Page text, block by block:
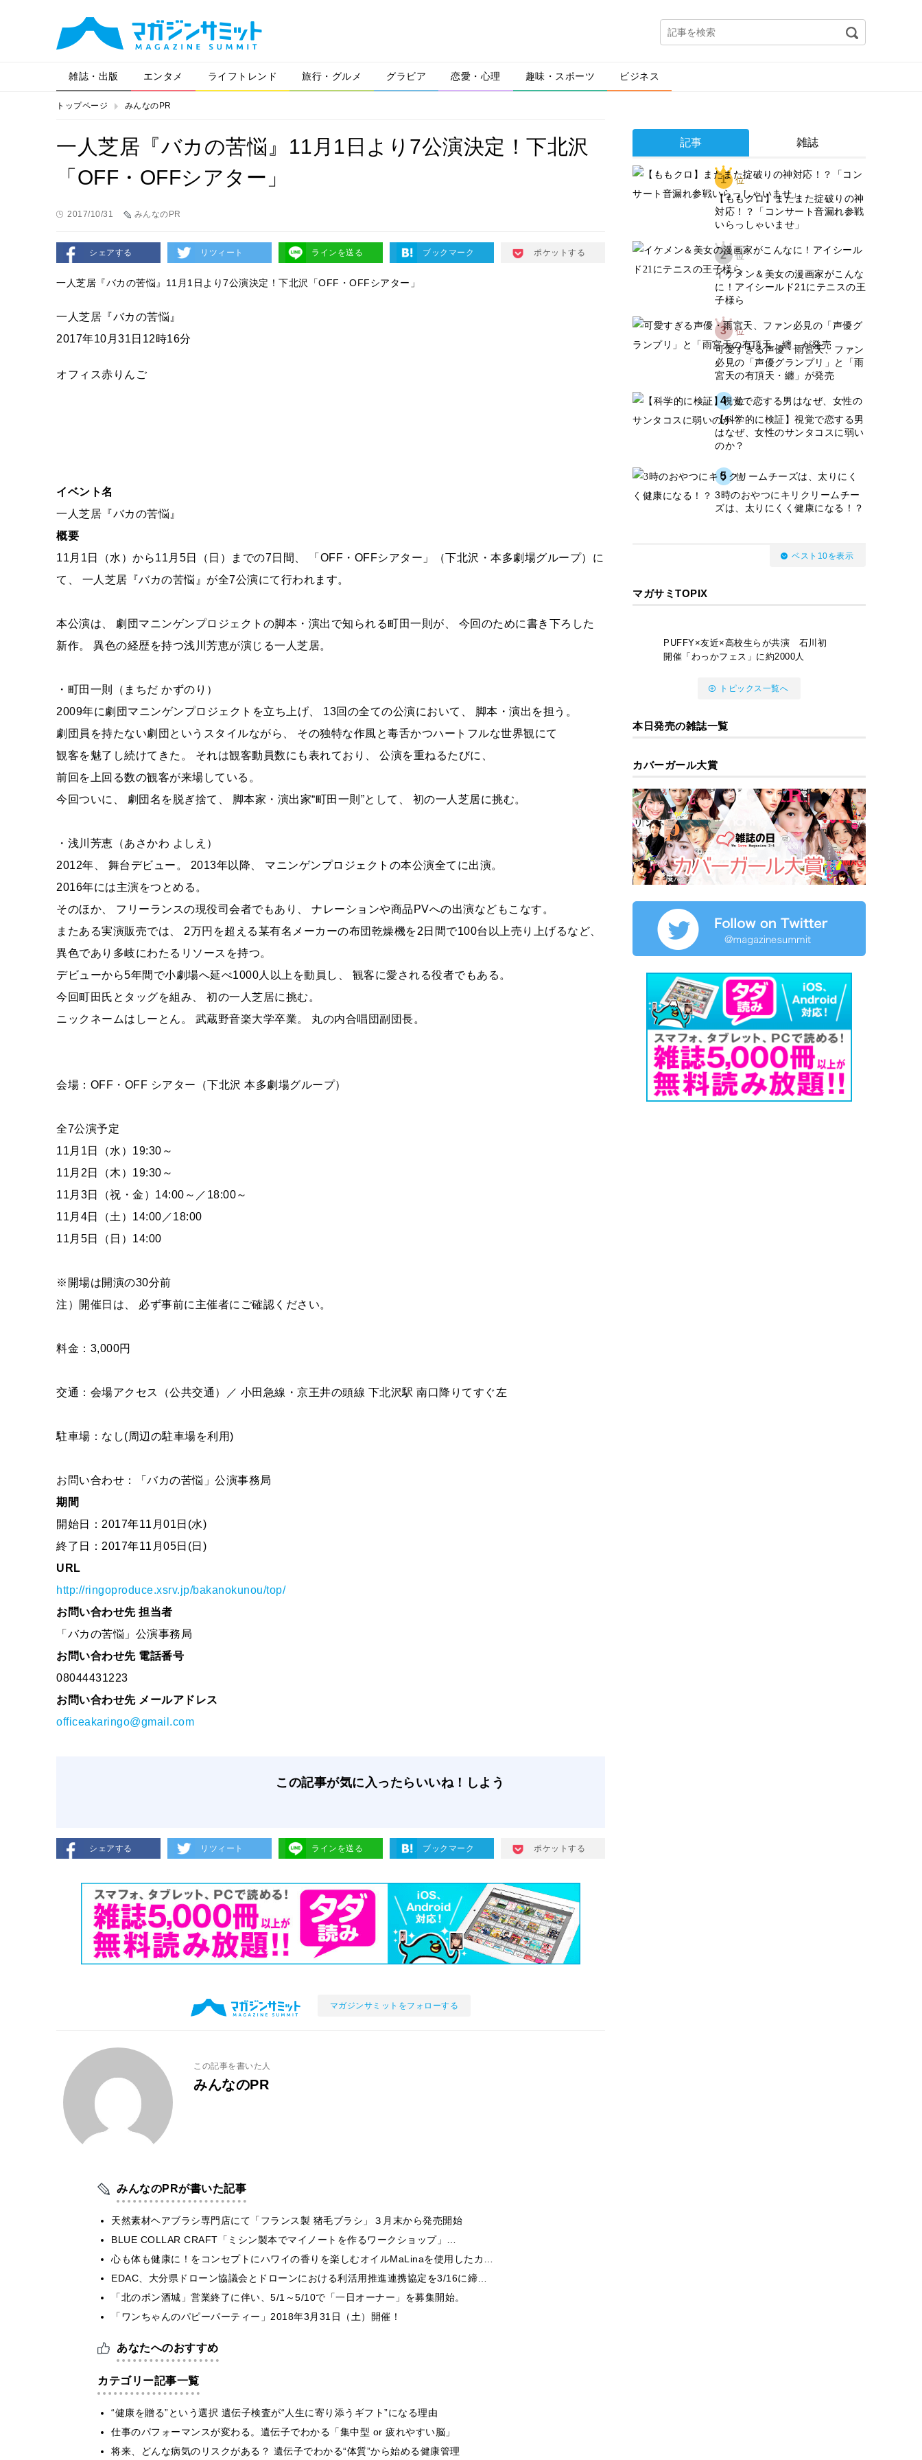
雑誌・出版 エンタメ ライフトレンド 旅行・グルメ グラビア 恋愛・心理 趣味・スポーツ ビジネス
トップページ みんなのPR
一人芝居『バカの苦悩』11月1日より7公演決定！下北沢
「OFF・OFFシアター」
2017/10/31 みんなのPR
シェアする リツィート ラインを送る ブックマーク ポケットする
一人芝居『バカの苦悩』11月1日より7公演決定！下北沢「OFF・OFFシアター」
一人芝居『バカの苦悩』
2017年10月31日12時16分
オフィス赤りんご
イベント名
一人芝居『バカの苦悩』
概要
11月1日（水）から11月5日（日）までの7日間、 「OFF・OFFシアター」（下北沢・本多劇場グループ）に
て、 一人芝居『バカの苦悩』が全7公演にて行われます。
本公演は、 劇団マニンゲンプロジェクトの脚本・演出で知られる町田一則が、 今回のために書き下ろした
新作。 異色の経歴を持つ浅川芳恵が演じる一人芝居。
・町田一則（まちだ かずのり）
2009年に劇団マニンゲンプロジェクトを立ち上げ、 13回の全ての公演において、 脚本・演出を担う。
劇団員を持たない劇団というスタイルながら、 その独特な作風と毒舌かつハートフルな世界観にて
観客を魅了し続けてきた。 それは観客動員数にも表れており、 公演を重ねるたびに、
前回を上回る数の観客が来場している。
今回ついに、 劇団名を脱ぎ捨て、 脚本家・演出家“町田一則”として、 初の一人芝居に挑む。
・浅川芳恵（あさかわ よしえ）
2012年、 舞台デビュー。 2013年以降、 マニンゲンプロジェクトの本公演全てに出演。
2016年には主演をつとめる。
そのほか、 フリーランスの現役司会者でもあり、 ナレーションや商品PVへの出演などもこなす。
またある実演販売では、 2万円を超える某有名メーカーの布団乾燥機を2日間で100台以上売り上げるなど、
異色であり多岐にわたるリソースを持つ。
デビューから5年間で小劇場へ延べ1000人以上を動員し、 観客に愛される役者でもある。
今回町田氏とタッグを組み、 初の一人芝居に挑む。
ニックネームはしーとん。 武蔵野音楽大学卒業。 丸の内合唱団副団長。
会場：OFF・OFF シアター（下北沢 本多劇場グループ）
全7公演予定
11月1日（水）19:30～
11月2日（木）19:30～
11月3日（祝・金）14:00～／18:00～
11月4日（土）14:00／18:00
11月5日（日）14:00
※開場は開演の30分前
注）開催日は、 必ず事前に主催者にご確認ください。
料金：3,000円
交通：会場アクセス（公共交通）／ 小田急線・京王井の頭線 下北沢駅 南口降りてすぐ左
駐車場：なし(周辺の駐車場を利用)
お問い合わせ：「バカの苦悩」公演事務局
期間
開始日：2017年11月01日(水)
終了日：2017年11月05日(日)
URL
http://ringoproduce.xsrv.jp/bakanokunou/top/
お問い合わせ先 担当者
「バカの苦悩」公演事務局
お問い合わせ先 電話番号
08044431223
お問い合わせ先 メールアドレス
officeakaringo@gmail.com
この記事が気に入ったらいいね！しよう
シェアする リツィート ラインを送る ブックマーク ポケットする
マガジンサミットをフォローする
この記事を書いた人
みんなのPR
みんなのPRが書いた記事
天然素材ヘアブラシ専門店にて「フランス製 猪毛ブラシ」３月末から発売開始
BLUE COLLAR CRAFT「ミシン製本でマイノートを作るワークショップ」…
心も体も健康に！をコンセプトにハワイの香りを楽しむオイルMaLinaを使用したカ…
EDAC、大分県ドローン協議会とドローンにおける利活用推進連携協定を3/16に締…
「北のポン酒城」営業終了に伴い、5/1～5/10で「一日オーナー」を募集開始。
「ワンちゃんのパピーパーティー」2018年3月31日（土）開催！
あなたへのおすすめ
カテゴリー記事一覧
“健康を贈る”という選択 遺伝子検査が“人生に寄り添うギフト”になる理由
仕事のパフォーマンスが変わる。遺伝子でわかる「集中型 or 疲れやすい脳」
将来、どんな病気のリスクがある？ 遺伝子でわかる“体質”から始める健康管理
記事 雑誌
1 位
【ももクロ】またまた掟破りの神
対応！？「コンサート音漏れ参戦
いらっしゃいませ」
2 位
イケメン＆美女の漫画家がこんな
に！アイシールド21にテニスの王
子様ら
3 位
可愛すぎる声優・雨宮天、ファン
必見の「声優グランプリ」と「雨
宮天の有頂天・纏」が発売
4 位
【科学的に検証】視覚で恋する男
はなぜ、女性のサンタコスに弱い
のか？
5 位
3時のおやつにキリクリームチー
ズは、太りにくく健康になる！？
ベスト10を表示
マガサミTOPIX
PUFFY×友近×高校生らが共演 石川初
開催「わっかフェス」に約2000人
トピックス一覧へ
本日発売の雑誌一覧
カバーガール大賞